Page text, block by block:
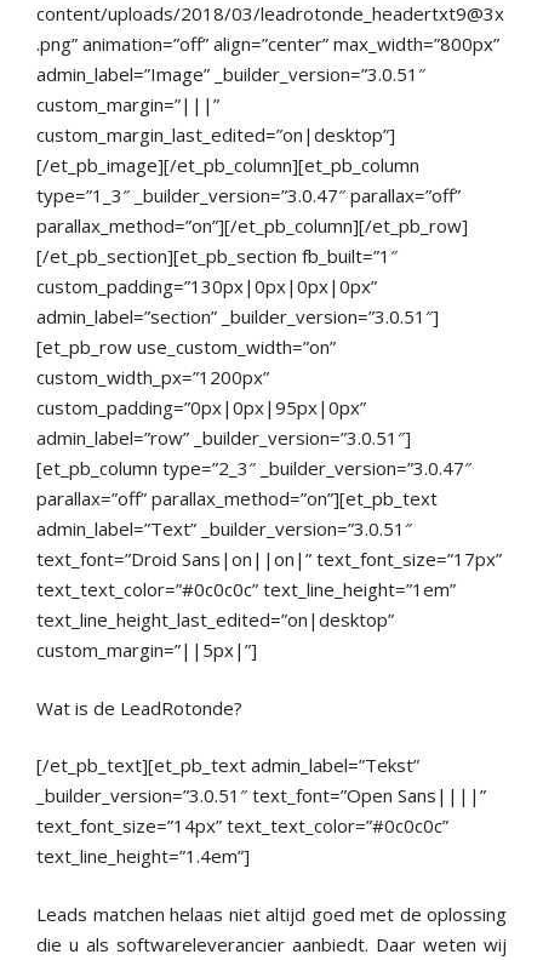
content/uploads/2018/03/leadrotonde_headertxt9@3x
.png” animation=”off” align=”center” max_width=”800px”
admin_label=”Image” _builder_version=”3.0.51″
custom_margin=”|||”
custom_margin_last_edited=”on|desktop”]
[/et_pb_image][/et_pb_column][et_pb_column
type=”1_3″ _builder_version=”3.0.47″ parallax=”off”
parallax_method=”on”][/et_pb_column][/et_pb_row]
[/et_pb_section][et_pb_section fb_built=”1″
custom_padding=”130px|0px|0px|0px”
admin_label=”section” _builder_version=”3.0.51″]
[et_pb_row use_custom_width=”on”
custom_width_px=”1200px”
custom_padding=”0px|0px|95px|0px”
admin_label=”row” _builder_version=”3.0.51″]
[et_pb_column type=”2_3″ _builder_version=”3.0.47″
parallax=”off” parallax_method=”on”][et_pb_text
admin_label=”Text” _builder_version=”3.0.51″
text_font=”Droid Sans|on||on|” text_font_size=”17px”
text_text_color=”#0c0c0c” text_line_height=”1em”
text_line_height_last_edited=”on|desktop”
custom_margin=”||5px|”]
Wat is de LeadRotonde?
[/et_pb_text][et_pb_text admin_label=”Tekst”
_builder_version=”3.0.51″ text_font=”Open Sans||||”
text_font_size=”14px” text_text_color=”#0c0c0c”
text_line_height=”1.4em”]
Leads matchen helaas niet altijd goed met de oplossing
die u als softwareleverancier aanbiedt. Daar weten wij